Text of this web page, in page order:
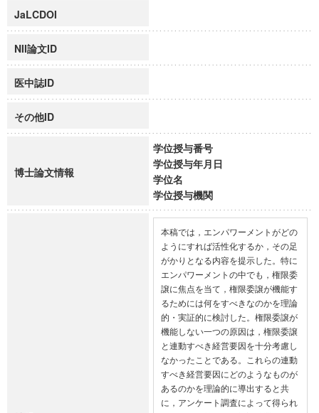
JaLCDOI
NII論文ID
医中誌ID
その他ID
博士論文情報
学位授与番号
学位授与年月日
学位名
学位授与機関
本稿では，エンパワーメントがどの
ようにすれば活性化するか，その足
がかりとなる内容を提示した。特に
エンパワーメントの中でも，権限委
譲に焦点を当て，権限委譲が機能す
るためには何をすべきなのかを理論
的・実証的に検討した。権限委譲が
機能しない一つの原因は，権限委譲
と連動すべき経営要因を十分考慮し
なかったことである。これらの連動
すべき経営要因にどのようなものが
あるのかを理論的に導出すると共
に，アンケート調査によって得られ